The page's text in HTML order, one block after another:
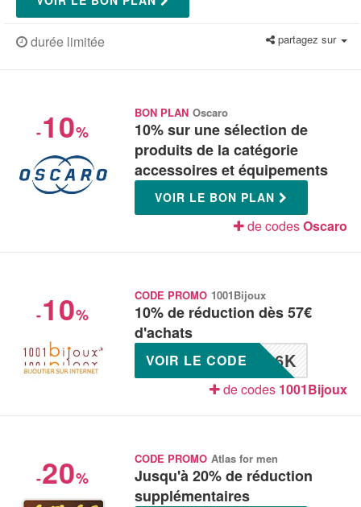
durée limitée partagez sur
-10%
BON PLAN Oscaro
10% sur une sélection de
produits de la catégorie
accessoires et équipements
VOIR LE BON PLAN
de codesOscaro
-10%
CODE PROMO 1001Bijoux
10% de réduction dès 57€
d'achats
26K
VOIR LE CODE
de codes 1001Bijoux
-20%
CODE PROMO Atlas for men
Jusqu'à 20% de réduction
supplémentaires